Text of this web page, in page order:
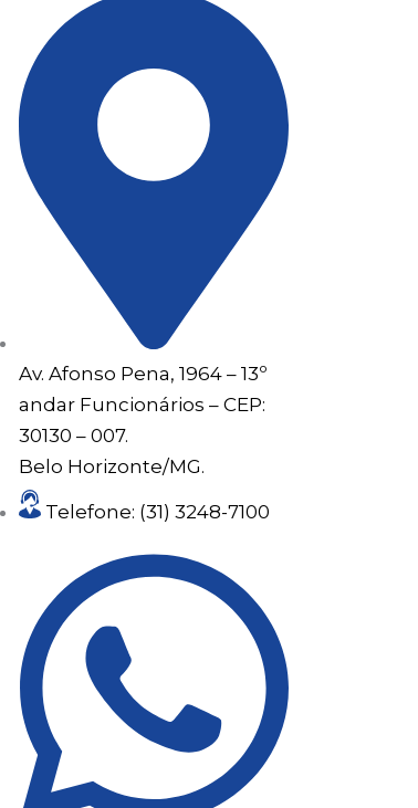
Av. Afonso Pena, 1964 – 13º
andar Funcionários – CEP:
30130 – 007.
Belo Horizonte/MG.
Telefone: (31) 3248-7100